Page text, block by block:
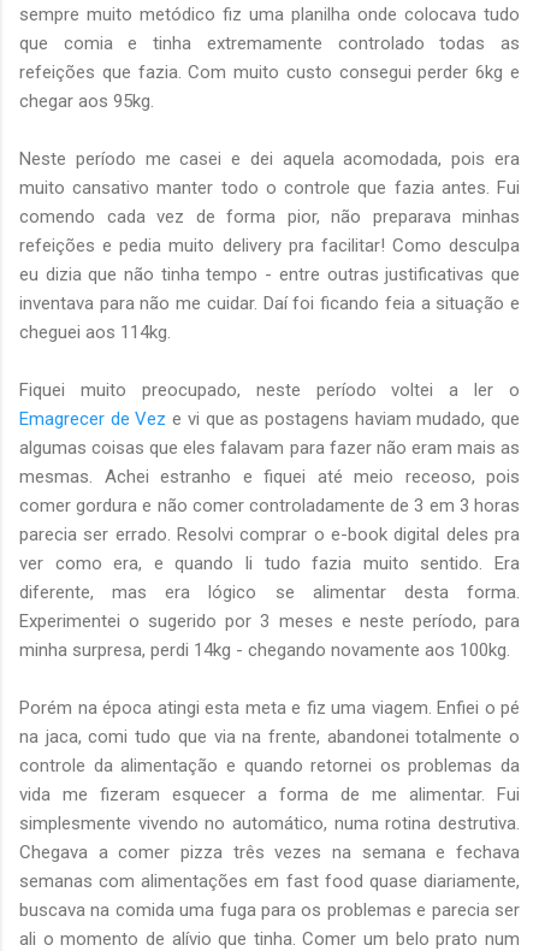
sempre muito metódico fiz uma planilha onde colocava tudo
que comia e tinha extremamente controlado todas as
refeições que fazia. Com muito custo consegui perder 6kg e
chegar aos 95kg.
Neste período me casei e dei aquela acomodada, pois era
muito cansativo manter todo o controle que fazia antes. Fui
comendo cada vez de forma pior, não preparava minhas
refeições e pedia muito delivery pra facilitar! Como desculpa
eu dizia que não tinha tempo - entre outras justificativas que
inventava para não me cuidar. Daí foi ficando feia a situação e
cheguei aos 114kg.
Fiquei muito preocupado, neste período voltei a ler o
Emagrecer de Vez e vi que as postagens haviam mudado, que
algumas coisas que eles falavam para fazer não eram mais as
mesmas. Achei estranho e fiquei até meio receoso, pois
comer gordura e não comer controladamente de 3 em 3 horas
parecia ser errado. Resolvi comprar o e-book digital deles pra
ver como era, e quando li tudo fazia muito sentido. Era
diferente, mas era lógico se alimentar desta forma.
Experimentei o sugerido por 3 meses e neste período, para
minha surpresa, perdi 14kg - chegando novamente aos 100kg.
Porém na época atingi esta meta e fiz uma viagem. Enfiei o pé
na jaca, comi tudo que via na frente, abandonei totalmente o
controle da alimentação e quando retornei os problemas da
vida me fizeram esquecer a forma de me alimentar. Fui
simplesmente vivendo no automático, numa rotina destrutiva.
Chegava a comer pizza três vezes na semana e fechava
semanas com alimentações em fast food quase diariamente,
buscava na comida uma fuga para os problemas e parecia ser
ali o momento de alívio que tinha. Comer um belo prato num